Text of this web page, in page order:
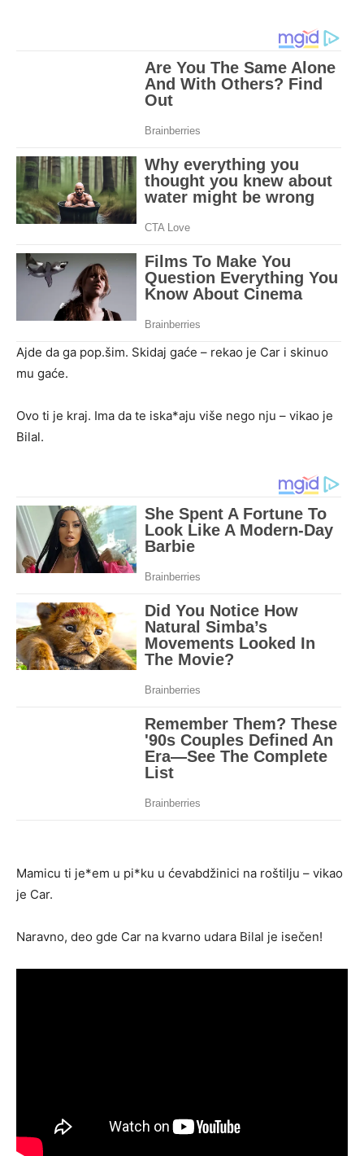
Ajde da ga pop.šim. Skidaj gaće – rekao je Car i skinuo
mu gaće.
Ovo ti je kraj. Ima da te iska*aju više nego nju – vikao je
Bilal.
Mamicu ti je*em u pi*ku u ćevabdžinici na roštilju – vikao
je Car.
Naravno, deo gde Car na kvarno udara Bilal je isečen!